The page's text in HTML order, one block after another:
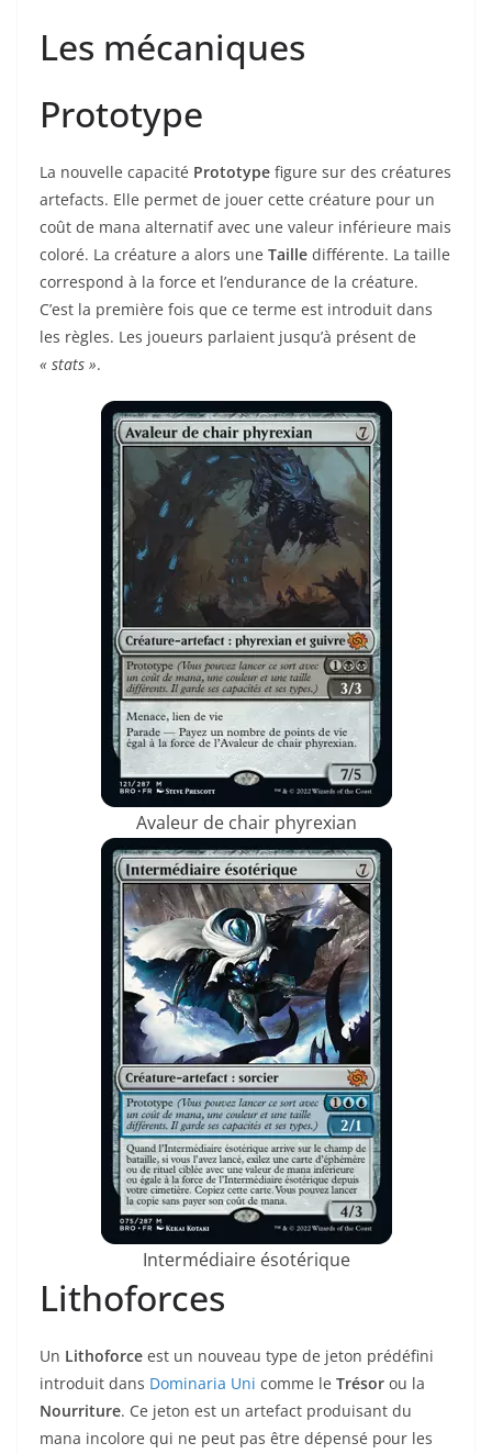
Les mécaniques
Prototype
La nouvelle capacité Prototype figure sur des créatures
artefacts. Elle permet de jouer cette créature pour un
coût de mana alternatif avec une valeur inférieure mais
coloré. La créature a alors une Taille différente. La taille
correspond à la force et l’endurance de la créature.
C’est la première fois que ce terme est introduit dans
les règles. Les joueurs parlaient jusqu’à présent de
« stats ».
Avaleur de chair phyrexian
Intermédiaire ésotérique
Lithoforces
Un Lithoforce est un nouveau type de jeton prédéfini
introduit dans Dominaria Uni comme le Trésor ou la
Nourriture. Ce jeton est un artefact produisant du
mana incolore qui ne peut pas être dépensé pour les